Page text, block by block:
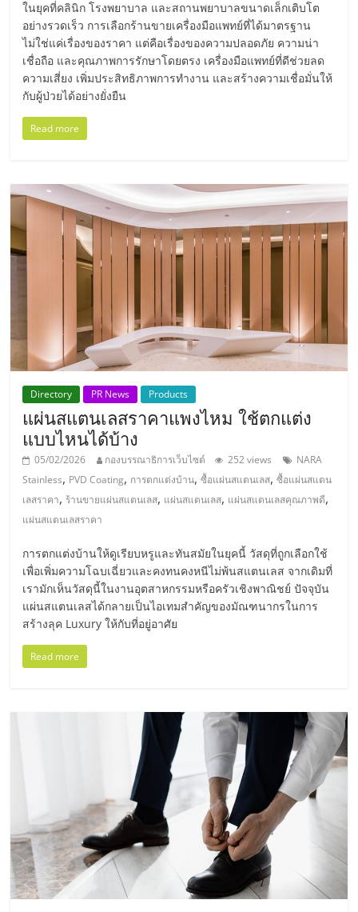
ไว,
ปรึกษา
การ
ลงทุน
และ
ขยาย
แฟ
รน
ไชส์,
ศูนย์
รวม
พร้อม
ทำเล
สำหรับ
เปิด
ร้าน
ปรึกษา
ฟรี,
บริการ
พัฒนา
ระบบ
รน
ไชส์"
ในยุคที่คลินิก โรงพยาบาล และสถานพยาบาลขนาดเล็กเติบโต
อย่างรวดเร็ว การเลือกร้านขายเครื่องมือแพทย์ที่ได้มาตรฐาน
ไม่ใช่แค่เรื่องของราคา แต่คือเรื่องของความปลอดภัย ความน่า
เชื่อถือ และคุณภาพการรักษาโดยตรง เครื่องมือแพทย์ที่ดีช่วยลด
ความเสี่ยง เพิ่มประสิทธิภาพการทำงาน และสร้างความเชื่อมั่นให้
กับผู้ป่วยได้อย่างยั่งยืน
Read more
Directory PR News Products
แผ่นสแตนเลสราคาแพงไหม ใช้ตกแต่ง
แบบไหนได้บ้าง
05/02/2026 กองบรรณาธิการเว็บไซต์ 252 views
NARA
Stainless, PVD Coating, การตกแต่งบ้าน,ซื้อแผ่นสแตนเลส,ซื้อแผ่นสแตน
เลสราคา, ร้านขายแผ่นสแตนเลส, แผ่นสแตนเลส, แผ่นสแตนเลสคุณภาพดี,
แผ่นสแตนเลสราคา
การตกแต่งบ้านให้ดูเรียบหรูและทันสมัยในยุคนี้ วัสดุที่ถูกเลือกใช้
เพื่อเพิ่มความโฉบเฉี่ยวและคงทนคงหนีไม่พ้นสแตนเลส จากเดิมที่
เรามักเห็นวัสดุนี้ในงานอุตสาหกรรมหรือครัวเชิงพาณิชย์ ปัจจุบัน
แผ่นสแตนเลสได้กลายเป็นไอเทมสำคัญของมัณฑนากรในการ
สร้างลุค Luxury ให้กับที่อยู่อาศัย
Read more